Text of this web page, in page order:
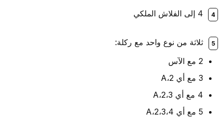
4 إلى الفلاش الملكي
ثلاثة من نوع واحد مع ركلة:
4 مع أي A،2،3